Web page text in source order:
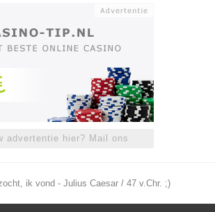
advertentie hier? Mail ons
ik vond - Julius Caesar / 47 v.Chr. ;)